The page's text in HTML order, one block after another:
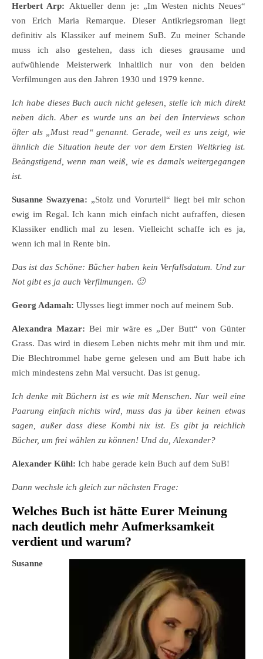
Herbert Arp: Aktueller denn je: „Im Westen nichts Neues“
von Erich Maria Remarque. Dieser Antikriegsroman liegt
definitiv als Klassiker auf meinem SuB. Zu meiner Schande
muss ich also gestehen, dass ich dieses grausame und
aufwühlende Meisterwerk inhaltlich nur von den beiden
Verfilmungen aus den Jahren 1930 und 1979 kenne.
Ich habe dieses Buch auch nicht gelesen, stelle ich mich direkt
neben dich. Aber es wurde uns an bei den Interviews schon
öfter als „Must read“ genannt. Gerade, weil es uns zeigt, wie
ähnlich die Situation heute der vor dem Ersten Weltkrieg ist.
Beängstigend, wenn man weiß, wie es damals weitergegangen
ist.
Susanne Swazyena: „Stolz und Vorurteil“ liegt bei mir schon
ewig im Regal. Ich kann mich einfach nicht aufraffen, diesen
Klassiker endlich mal zu lesen. Vielleicht schaffe ich es ja,
wenn ich mal in Rente bin.
Das ist das Schöne: Bücher haben kein Verfallsdatum. Und zur
Not gibt es ja auch Verfilmungen. 🙂
Georg Adamah: Ulysses liegt immer noch auf meinem Sub.
Alexandra Mazar: Bei mir wäre es „Der Butt“ von Günter
Grass. Das wird in diesem Leben nichts mehr mit ihm und mir.
Die Blechtrommel habe gerne gelesen und am Butt habe ich
mich mindestens zehn Mal versucht. Das ist genug.
Ich denke mit Büchern ist es wie mit Menschen. Nur weil eine
Paarung einfach nichts wird, muss das ja über keinen etwas
sagen, außer dass diese Kombi nix ist. Es gibt ja reichlich
Bücher, um frei wählen zu können! Und du, Alexander?
Alexander Kühl: Ich habe gerade kein Buch auf dem SuB!
Dann wechsle ich gleich zur nächsten Frage:
Welches Buch ist hätte Eurer Meinung
nach deutlich mehr Aufmerksamkeit
verdient und warum?
Susanne